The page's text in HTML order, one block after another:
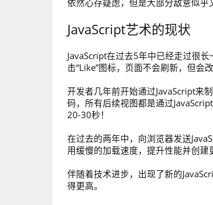
JavaScript艺术的现状
JavaScript在过去5年中已经走过很
击“Like”图标，页面不会刷新，但会
开发者几年前开始通过JavaScript来
码，所有后续视图都是通过
20-30秒！
在过去的两年中，向浏览器发送
用缓慢的加载速度，提升性能并创建
伴随着技术进步，出现了新的
得更高。